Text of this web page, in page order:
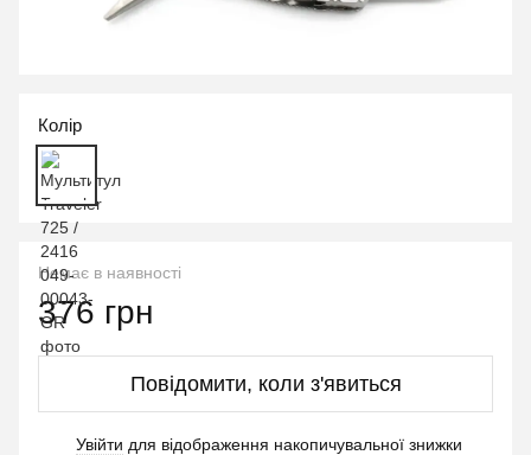
Колір
Немає в наявності
376 грн
Повідомити, коли з'явиться
Увійти для відображення накопичувальної знижки